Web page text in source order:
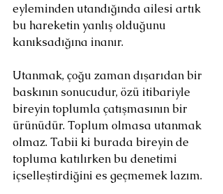
eyleminden utandığında ailesi artık
bu hareketin yanlış olduğunu
kanıksadığına inanır.
Utanmak, çoğu zaman dışarıdan bir
baskının sonucudur, özü itibariyle
bireyin toplumla çatışmasının bir
ürünüdür. Toplum olmasa utanmak
olmaz. Tabii ki burada bireyin de
topluma katılırken bu denetimi
içselleştirdiğini es geçmemek lazım.